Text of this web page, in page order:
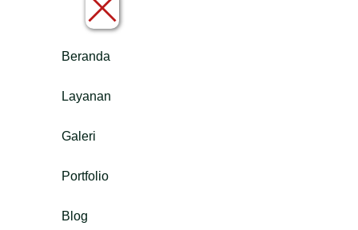
Beranda
Layanan
Galeri
Portfolio
Blog